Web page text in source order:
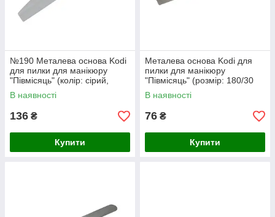
№190 Металева основа Kodi
для пилки для манікюру
"Півмісяць" (колір: сірий,
розмір: 178/28 мм)
В наявності
136 ₴
Купити
Металева основа Kodi для
пилки для манікюру
"Півмісяць" (розмір: 180/30
мм)
В наявності
76 ₴
Купити